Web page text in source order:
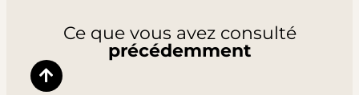
Ce que vous avez consulté
précédemment